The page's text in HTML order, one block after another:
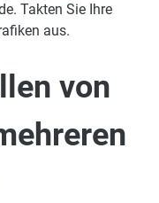
Takten Sie Ihre
aus.
von